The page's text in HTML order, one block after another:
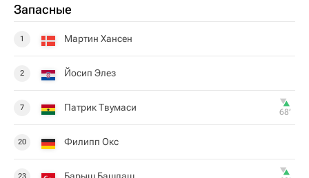
Запасные
1 Мартин Хансен
2 Йосип Элез
7 Патрик Твумаси 68‎’‎
20 Филипп Окс
23